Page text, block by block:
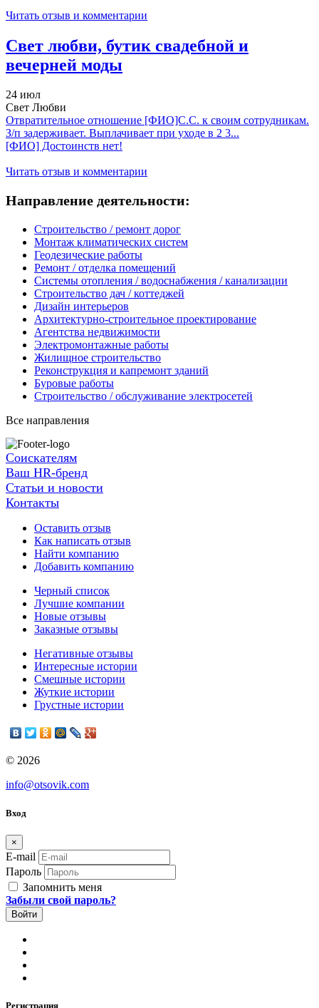
Читать отзыв и комментарии
Свет любви, бутик свадебной и
вечерней моды
24 июл
Свет Любви
Отвратительное отношение [ФИО]С.С. к своим сотрудникам.
З/п задерживает. Выплачивает при уходе в 2 3...
[ФИО] Достоинств нет!
Читать отзыв и комментарии
Направление деятельности:
Строительство / ремонт дорог
Монтаж климатических систем
Геодезические работы
Ремонт / отделка помещений
Системы отопления / водоснабжения / канализации
Строительство дач / коттеджей
Дизайн интерьеров
Архитектурно-строительное проектирование
Агентства недвижимости
Электромонтажные работы
Жилищное строительство
Реконструкция и капремонт зданий
Буровые работы
Строительство / обслуживание электросетей
Все направления
Соискателям
Ваш HR-бренд
Статьи и новости
Контакты
Оставить отзыв
Как написать отзыв
Найти компанию
Добавить компанию
Черный список
Лучшие компании
Новые отзывы
Заказные отзывы
Негативные отзывы
Интересные истории
Смешные истории
Жуткие истории
Грустные истории
© 2026
info@otsovik.com
Вход
×
E-mail
Пароль
Запомнить меня
Забыли свой пароль?
Регистрация